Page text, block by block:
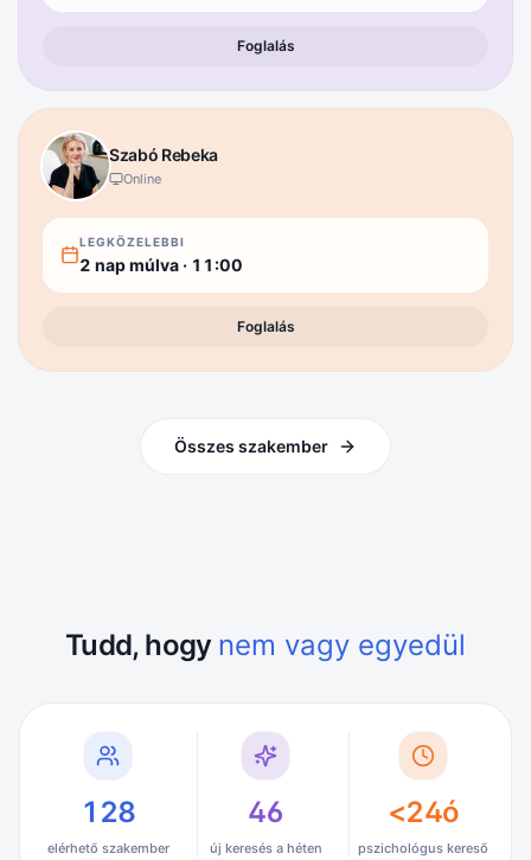
Foglalás
Szabó Rebeka
Online
LEGKÖZELEBBI
2 nap múlva · 11:00
Foglalás
Összes szakember
Tudd, hogy nem vagy egyedül
128
elérhető szakember
46
új keresés a héten
<24ó
pszichológus kereső